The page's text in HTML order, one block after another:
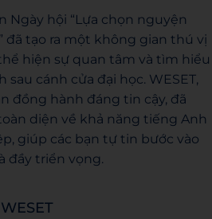
Ngày hội “Lựa chọn nguyện
đã tạo ra một không gian thú vị
hiện sự quan tâm và tìm hiểu
cánh cửa đại học. WESET,
đồng hành đáng tin cậy, đã
diện về khả năng tiếng Anh
giúp các bạn tự tin bước vào
đầy triển vọng.